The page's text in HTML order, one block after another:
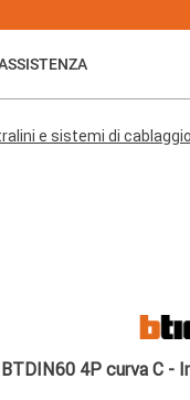
e sistemi di cablaggio
4P curva C -